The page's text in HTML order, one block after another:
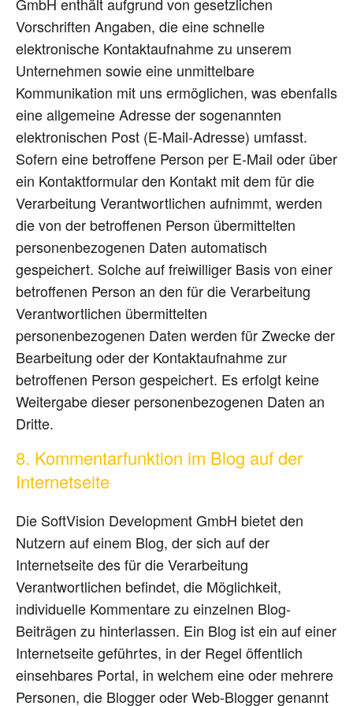
Vorschriften Angaben, die eine schnelle
elektronische Kontaktaufnahme zu unserem
Unternehmen sowie eine unmittelbare
Kommunikation mit uns ermöglichen, was ebenfalls
eine allgemeine Adresse der sogenannten
elektronischen Post (E-Mail-Adresse) umfasst.
Sofern eine betroffene Person per E-Mail oder über
ein Kontaktformular den Kontakt mit dem für die
Verarbeitung Verantwortlichen aufnimmt, werden
die von der betroffenen Person übermittelten
personenbezogenen Daten automatisch
gespeichert. Solche auf freiwilliger Basis von einer
betroffenen Person an den für die Verarbeitung
Verantwortlichen übermittelten
personenbezogenen Daten werden für Zwecke der
Bearbeitung oder der Kontaktaufnahme zur
betroffenen Person gespeichert. Es erfolgt keine
Weitergabe dieser personenbezogenen Daten an
Dritte.
8. Kommentarfunktion im Blog auf der
Internetseite
Die SoftVision Development GmbH bietet den
Nutzern auf einem Blog, der sich auf der
Internetseite des für die Verarbeitung
Verantwortlichen befindet, die Möglichkeit,
individuelle Kommentare zu einzelnen Blog-
Beiträgen zu hinterlassen. Ein Blog ist ein auf einer
Internetseite geführtes, in der Regel öffentlich
einsehbares Portal, in welchem eine oder mehrere
Personen, die Blogger oder Web-Blogger genannt